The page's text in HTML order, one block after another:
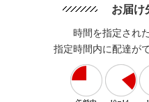
お届け
時間を指定され
指定時間内に配達が